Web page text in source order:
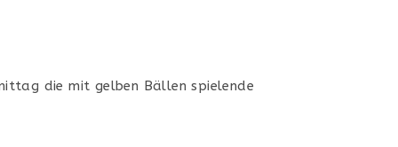
die mit gelben Bällen spielende